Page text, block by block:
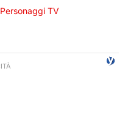
Personaggi TV